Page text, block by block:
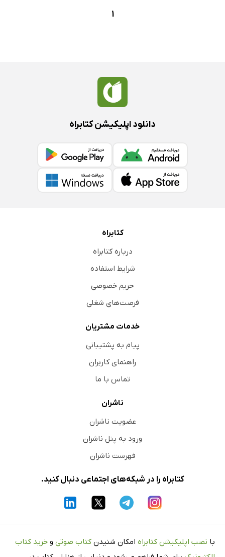
1
دانلود اپلیکیشن کتابراه
کتابراه
درباره کتابراه
شرایط استفاده
حریم خصوصی
فرصت‌های شغلی
خدمات مشتریان
پیام به پشتیبانی
راهنمای کاربران
تماس با ما
ناشران
عضویت ناشران
ورود به پنل ناشران
فهرست ناشران
کتابراه را در شبکه‌های اجتماعی دنبال کنید.
با نصب اپلیکیشن کتابراه امکان شنیدن کتاب صوتی و خرید کتاب